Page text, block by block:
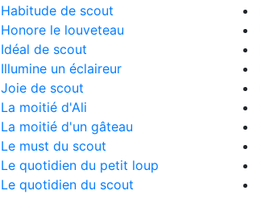
Habitude de scout
Honore le louveteau
Idéal de scout
Illumine un éclaireur
Joie de scout
La moitié d'Ali
La moitié d'un gâteau
Le must du scout
Le quotidien du petit loup
Le quotidien du scout